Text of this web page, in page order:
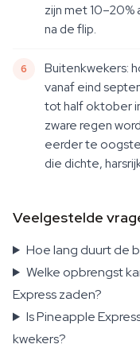
zijn met
na de flip.
Buitenkwekers:
vanaf eind
tot half oktober
zware regen
eerder te
die dichte,
Veelgestelde
Hoe lang duurt de
Welke opbrengst
Express zaden?
Is Pineapple
kwekers?